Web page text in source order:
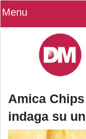
Menu
Amica
indaga su